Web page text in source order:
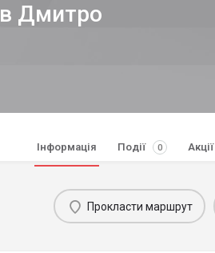
Дмитро
Інформація Події 0 Акції
Прокласти маршрут